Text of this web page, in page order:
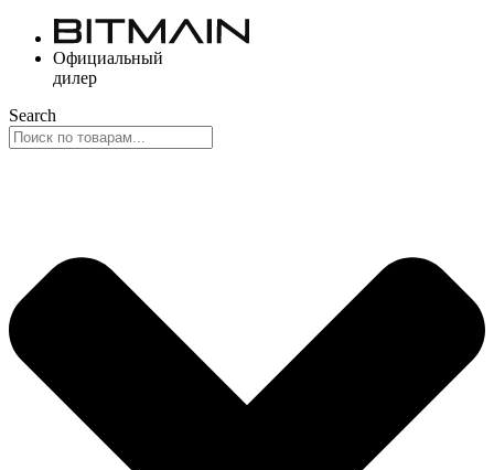
Перейти
содержимому
Официальный
дилер
Search